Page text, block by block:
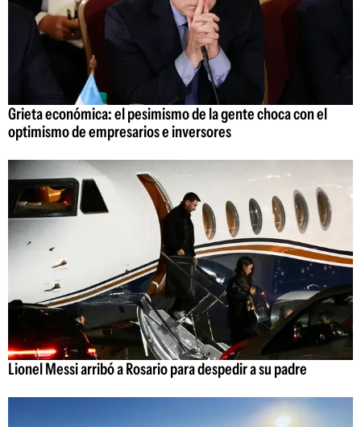
Grieta económica: el pesimismo de la gente choca con el
optimismo de empresarios e inversores
Lionel Messi arribó a Rosario para despedir a su padre